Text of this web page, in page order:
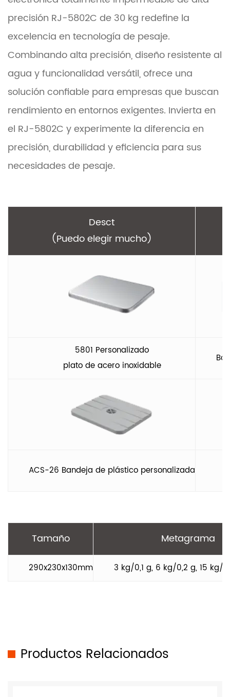
precisión RJ-5802C de 30 kg redefine la
excelencia en tecnología de pesaje.
Combinando alta precisión, diseño resistente al
agua y funcionalidad versátil, ofrece una
solución confiable para empresas que buscan
rendimiento en entornos exigentes. Invierta en
el RJ-5802C y experimente la diferencia en
precisión, durabilidad y eficiencia para sus
necesidades de pesaje.
Desct
(Puedo elegir mucho)
5801 Personalizado
plato de acero inoxidable
ACS-26 Bandeja de plástico personalizada
Tamaño Metagrama
290x230x130mm 3 kg/0,1 g, 6 kg/0,2 g, 15 kg/
Productos Relacionados